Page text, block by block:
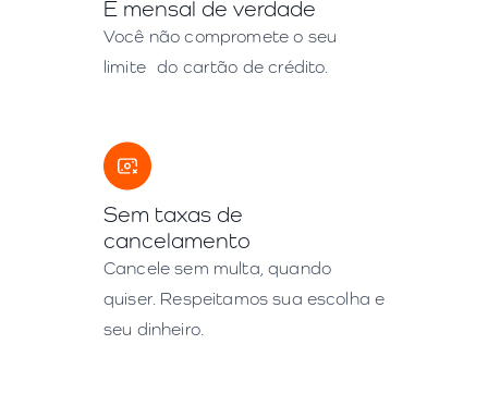
Cancele sem multa, quando
quiser. Respeitamos sua escolha e
seu dinheiro.
Sem taxas de
cancelamento
Você não compromete o seu
limite do cartão de crédito.
É mensal de verdade